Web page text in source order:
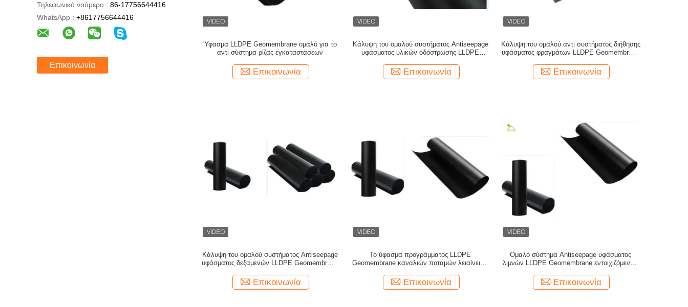
Τηλεφωνικό νούμερο : 86-17756644416
WhatsApp : +8617756644416
Επικοινωνία
Ύφασμα LLDPE Geomembrane ομαλό για το
αντι σύστημα ρίζας εγκαταστάσεων
Επικοινωνία
Κάλυψη του ομαλού συστήματος Antiseepage
υφάσματος υλικών οδόστρωσης LLDPE
Επικοινωνία
Κάλυψη του ομαλού αντι συστήματος διήθησης
υφάσματος φραγμάτων LLDPE Geomembrane
Επικοινωνία
Κάλυψη του ομαλού συστήματος Antiseepage
υφάσματος δεξαμενών LLDPE Geomembrane
Επικοινωνία
Το ύφασμα προγράμματος LLDPE
Geomembrane καναλιών ποταμών λειαίνει το
Επικοινωνία
Ομαλό σύστημα Antiseepage υφάσματος
λιμνών LLDPE Geomembrane εντοιχιζόμενων
Επικοινωνία